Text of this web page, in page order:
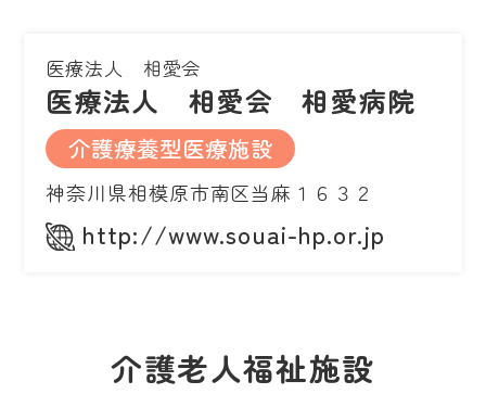
医療法人 相愛会
医療法人 相愛会 相愛病院
介護療養型医療施設
神奈川県相模原市南区当麻１６３２
http://www.souai-hp.or.jp
介護老人福祉施設